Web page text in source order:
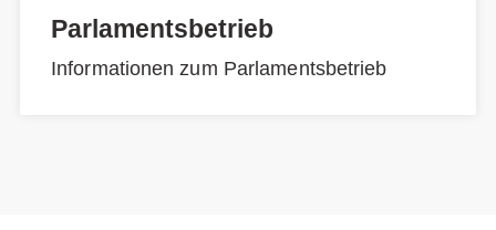
Parlamentsbetrieb
Informationen zum Parlamentsbetrieb